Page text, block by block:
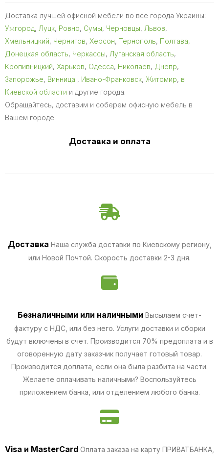
Доставка лучшей офисной мебели во все города Украины:
Ужгород, Луцк, Ровно, Сумы, Черновцы, Львов,
Хмельницкий, Чернигов, Херсон, Тернополь, Полтава,
Донецкая область, Черкассы, Луганская область,
Кропивницкий, Харьков, Одесса, Николаев, Днепр,
Запорожье, Винница , Ивано-Франковск, Житомир, в
Киевской области и другие города.
Обращайтесь, доставим и соберем офисную мебель в
Вашем городе!
Доставка и оплата
Доставка Наша служба доставки по Киевскому региону,
или Новой Почтой. Скорость доставки 2-3 дня.
Безналичными или наличными Высылаем счет-
фактуру с НДС, или без него. Услуги доставки и сборки
будут включены в счет. Производится 70% предоплата и в
оговоренную дату заказчик получает готовый товар.
Производится доплата, если она была разбита на части.
Желаете оплачивать наличными? Воспользуйтесь
приложением банка, или отделением любого банка.
Visa и MasterCard Оплата заказа на карту ПРИВАТБАНКА,